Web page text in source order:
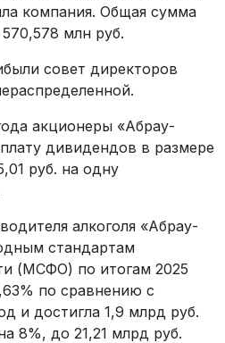
компания. Общая сумма
млн руб.
совет директоров
акционеры «Абрау-
дивидендов в размере
руб. на одну
алкоголя «Абрау-
стандартам
(МСФО) по итогам 2025
по сравнению с
и достигла 1,9 млрд руб.
8%, до 21,21 млрд руб.